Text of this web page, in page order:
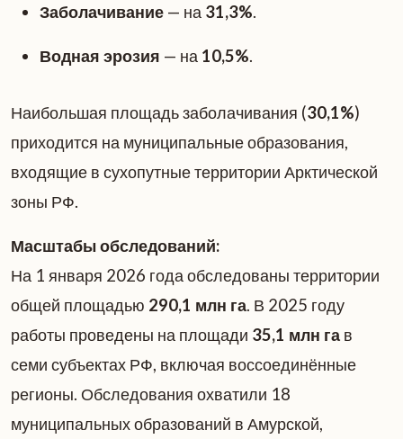
Заболачивание — на 31,3%.
Водная эрозия — на 10,5%.
Наибольшая площадь заболачивания (30,1%)
приходится на муниципальные образования,
входящие в сухопутные территории Арктической
зоны РФ.
Масштабы обследований:
На 1 января 2026 года обследованы территории
общей площадью 290,1 млн га. В 2025 году
работы проведены на площади 35,1 млн га в
семи субъектах РФ, включая воссоединённые
регионы. Обследования охватили 18
муниципальных образований в Амурской,